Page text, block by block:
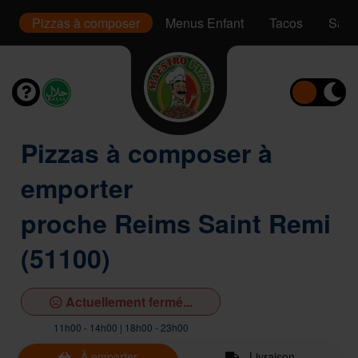
Pizzas à composer Menus Enfant Tacos
Pizzas à composer à
emporter
proche Reims Saint Remi
(51100)
Actuellement fermé...
11h00 - 14h00 | 18h00 - 23h00